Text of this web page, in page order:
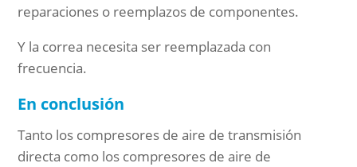
reparaciones o reemplazos de componentes.
Y la correa necesita ser reemplazada con
frecuencia.
En conclusión
Tanto los compresores de aire de transmisión
directa como los compresores de aire de